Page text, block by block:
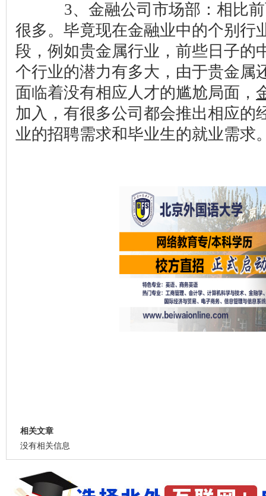
3、金融公司市场部：相比前
很多。毕竟现在金融业中的个别行
段，例如贵金属行业，前些日子的
个行业的潜力有多大，由于贵金属
面临着没有相应人才的尴尬局面，
加入，有很多公司都会推出相应的
业的招聘需求和毕业生的就业需求
相关文章
没有相关信息